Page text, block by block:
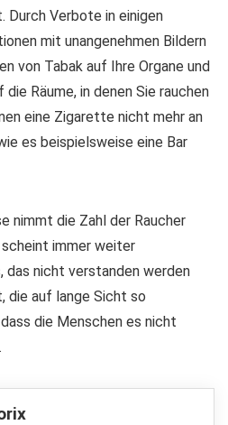
Durch Verbote in einigen
mit unangenehmen Bildern
von Tabak auf Ihre Organe und
Räume, in denen Sie rauchen
eine Zigarette nicht mehr an
es beispielsweise eine Bar
nimmt die Zahl der Raucher
immer weiter
das nicht verstanden werden
die auf lange Sicht so
die Menschen es nicht